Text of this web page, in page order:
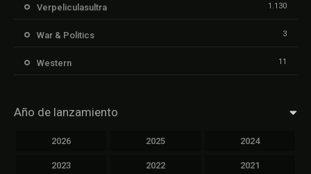
Verpeliculasultra 1.130
War & Politics 3
Western 11
Año de lanzamiento
2026 2025 2024
2023 2022 2021